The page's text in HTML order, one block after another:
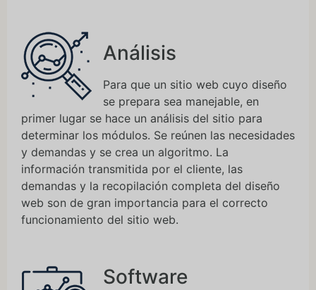
Análisis
Para que un sitio web cuyo diseño
se prepara sea manejable, en
primer lugar se hace un análisis del sitio para
determinar los módulos. Se reúnen las necesidades
y demandas y se crea un algoritmo. La
información transmitida por el cliente, las
demandas y la recopilación completa del diseño
web son de gran importancia para el correcto
funcionamiento del sitio web.
Software